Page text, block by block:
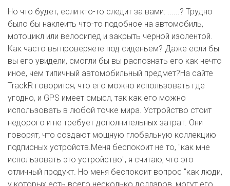
Но что будет, если кто-то следит за вами: ......? Трудно
было бы наклеить что-то подобное на автомобиль,
мотоцикл или велосипед и закрыть черной изолентой.
Как часто вы проверяете под сиденьем? Даже если бы
вы его увидели, смогли бы вы распознать его как нечто
иное, чем типичный автомобильный предмет?На сайте
TrackR говорится, что его можно использовать где
угодно, и GPS имеет смысл, так как его можно
использовать в любой точке мира. Устройство стоит
недорого и не требует дополнительных затрат. Они
говорят, что создают мощную глобальную коллекцию
подписных устройств.Меня беспокоит не то, "как мне
использовать это устройство", я считаю, что это
отличный продукт. Но меня беспокоит вопрос "как люди,